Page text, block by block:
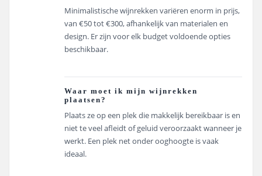
Minimalistische wijnrekken variëren enorm in prijs,
van €50 tot €300, afhankelijk van materialen en
design. Er zijn voor elk budget voldoende opties
beschikbaar.
Waar moet ik mijn wijnrekken
plaatsen?
Plaats ze op een plek die makkelijk bereikbaar is en
niet te veel afleidt of geluid veroorzaakt wanneer je
werkt. Een plek net onder ooghoogte is vaak
ideaal.